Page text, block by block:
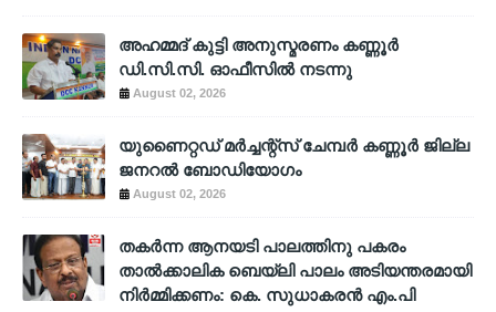
അഹമ്മദ് കുട്ടി അനുസ്മരണം കണ്ണൂർ
ഡി.സി.സി. ഓഫീസിൽ നടന്നു
August 02, 2026
യുണൈറ്റഡ് മർച്ചന്റ്സ് ചേമ്പർ കണ്ണൂർ ജില്ല
ജനറൽ ബോഡിയോഗം
August 02, 2026
തകർന്ന ആനയടി പാലത്തിനു പകരം
താൽക്കാലിക ബെയ്‌ലി പാലം അടിയന്തരമായി
നിർമ്മിക്കണം: കെ. സുധാകരൻ എം.പി